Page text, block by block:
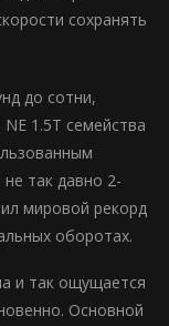
сохранять
до сотни,
1.5Т cемейства
так давно 2-
мировой рекорд
оборотах.
и так ощущается
Основной